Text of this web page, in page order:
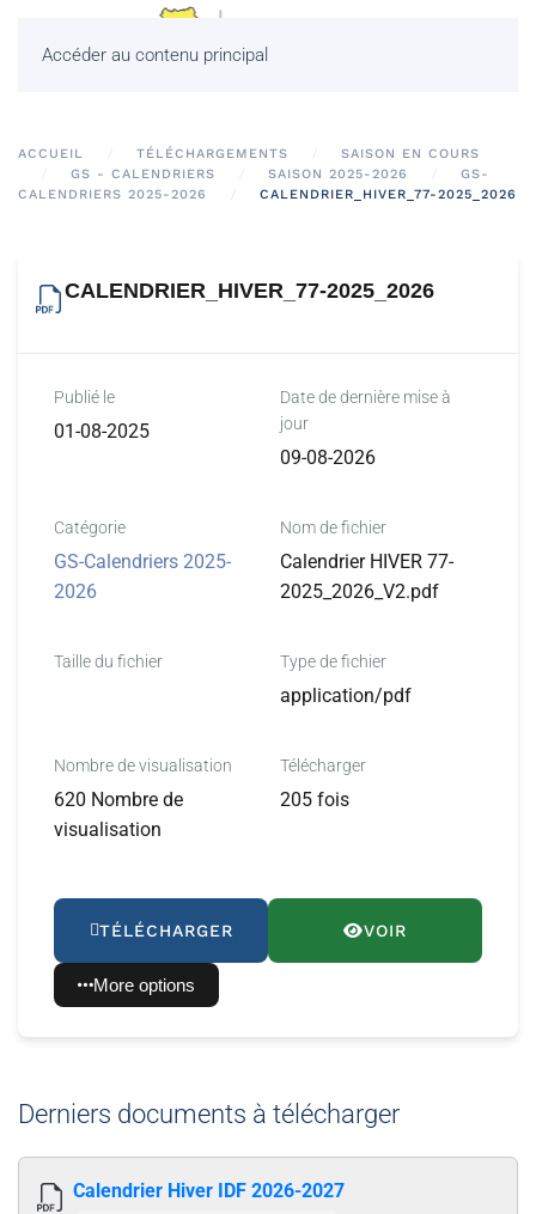
Accéder au contenu principal
ACCUEIL TÉLÉCHARGEMENTS
SAISON EN COURS
GS - CALENDRIERS
SAISON 2025-2026
GS-
CALENDRIERS 2025-2026
CALENDRIER_HIVER_77-2025_2026
CALENDRIER_HIVER_77-2025_2026
Publié le
01-08-2025
Date de dernière mise à
jour
09-08-2026
Catégorie
GS-Calendriers 2025-
2026
Nom de fichier
Calendrier HIVER 77-
2025_2026_V2.pdf
Taille du fichier Type de fichier
application/pdf
Nombre de visualisation
620 Nombre de
visualisation
Télécharger
205 fois
TÉLÉCHARGER VOIR
More options
Derniers documents à télécharger
Calendrier Hiver IDF 2026-2027